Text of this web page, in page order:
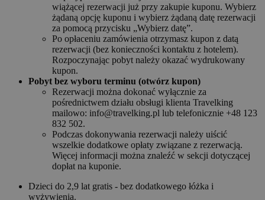
wiążącej rezerwacji już przy zakupie kuponu. Wybierz
żądaną opcję kuponu i wybierz żądaną datę rezerwacji
za pomocą przycisku „Wybierz datę”.
Po opłaceniu zamówienia otrzymasz kupon z datą
rezerwacji (bez konieczności kontaktu z hotelem).
Rozpoczynając pobyt należy okazać wydrukowany
kupon.
Pobyt bez wyboru terminu (otwórz kupon)
Rezerwacji można dokonać wyłącznie za
pośrednictwem działu obsługi klienta Travelking
mailowo: info@travelking.pl lub telefonicznie +48 123
832 502.
Podczas dokonywania rezerwacji należy uiścić
wszelkie dodatkowe opłaty związane z rezerwacją.
Więcej informacji można znaleźć w sekcji dotyczącej
dopłat na kuponie.
Dzieci do 2,9 lat gratis - bez dodatkowego łóżka i
wyżywienia.